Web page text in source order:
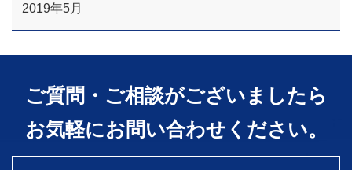
2019年5月
ご質問・ご相談がございましたら
お気軽にお問い合わせください。